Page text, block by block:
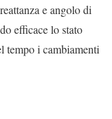
e angolo di
efficace lo stato
tempo i cambiamenti